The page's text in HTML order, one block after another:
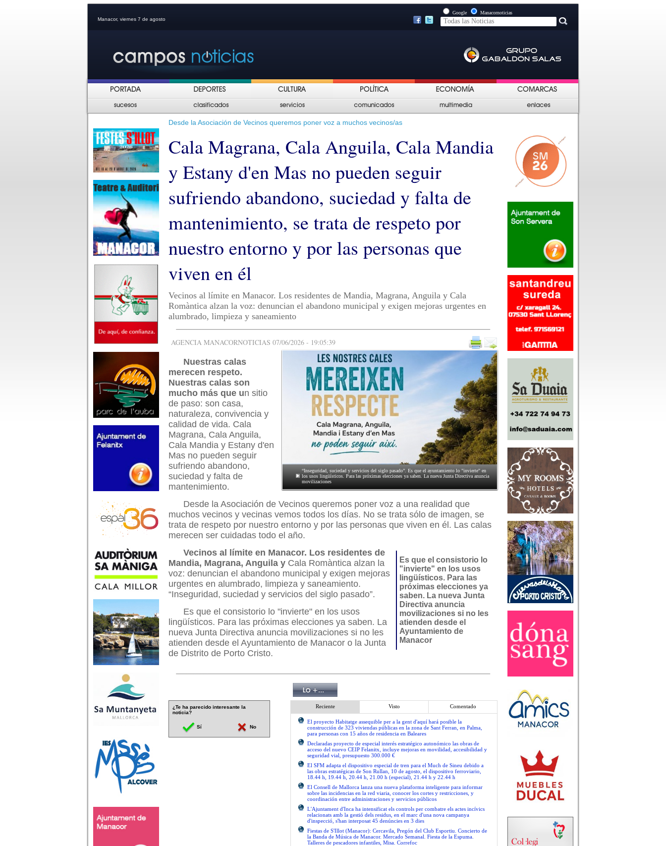
Manacor, viernes 7 de agosto
Google Manacornoticias
Desde la Asociación de Vecinos queremos poner voz a muchos vecinos/as
Cala Magrana, Cala Anguila, Cala Mandia
y Estany d'en Mas no pueden seguir
sufriendo abandono, suciedad y falta de
mantenimiento, se trata de respeto por
nuestro entorno y por las personas que
viven en él
Vecinos al límite en Manacor. Los residentes de Mandia, Magrana, Anguila y Cala
Romàntica alzan la voz: denuncian el abandono municipal y exigen mejoras urgentes en
alumbrado, limpieza y saneamiento
AGENCIA MANACORNOTICIAS 07/06/2026 - 19:05:39
“Inseguridad, suciedad y servicios del siglo pasado”. Es que el ayuntamiento lo "invierte" en
los usos lingüísticos. Para las próximas elecciones ya saben. La nueva Junta Directiva anuncia
movilizaciones
Nuestras calas
merecen respeto.
Nuestras calas son
mucho más que un sitio
de paso: son casa,
naturaleza, convivencia y
calidad de vida. Cala
Magrana, Cala Anguila,
Cala Mandia y Estany d'en
Mas no pueden seguir
sufriendo abandono,
suciedad y falta de
mantenimiento.
Desde la Asociación de Vecinos queremos poner voz a una realidad que
muchos vecinos y vecinas vemos todos los días. No se trata sólo de imagen, se
trata de respeto por nuestro entorno y por las personas que viven en él. Las calas
merecen ser cuidadas todo el año.
Es que el consistorio lo
"invierte" en los usos
lingüísticos. Para las
próximas elecciones ya
saben. La nueva Junta
Directiva anuncia
movilizaciones si no les
atienden desde el
Ayuntamiento de
Manacor
Vecinos al límite en Manacor. Los residentes de
Mandia, Magrana, Anguila y Cala Romàntica alzan la
voz: denuncian el abandono municipal y exigen mejoras
urgentes en alumbrado, limpieza y saneamiento.
“Inseguridad, suciedad y servicios del siglo pasado”.
Es que el consistorio lo "invierte" en los usos
lingüísticos. Para las próximas elecciones ya saben. La
nueva Junta Directiva anuncia movilizaciones si no les
atienden desde el Ayuntamiento de Manacor o la Junta
de Distrito de Porto Cristo.
¿Te ha parecido interesante la
noticia?
Sí No
Reciente Visto Comentado
El proyecto Habitatge assequible per a la gent d'aquí hará posible la
construcción de 323 viviendas públicas en la zona de Sant Ferran, en Palma,
para personas con 15 años de residencia en Baleares
Declaradas proyecto de especial interés estratégico autonómico las obras de
acceso del nuevo CEIP Felanitx, incluye mejoras en movilidad, accesibilidad y
seguridad vial, presupuesto 300.000 €
El SFM adapta el dispositivo especial de tren para el Much de Sineu debido a
las obras estratégicas de Son Rullan, 10 de agosto, el dispositivo ferroviario,
18.44 h, 19.44 h, 20.44 h, 21.00 h (especial), 21.44 h y 22.44 h
El Consell de Mallorca lanza una nueva plataforma inteligente para informar
sobre las incidencias en la red viaria, conocer los cortes y restricciones, y
coordinación entre administraciones y servicios públicos
L'Ajuntament d'Inca ha intensificat els controls per combatre els actes incívics
relacionats amb la gestió dels residus, en el marc d'una nova campanya
d'inspecció, s'han interposat 45 denúncies en 3 dies
Fiestas de S'Illot (Manacor): Cercavila, Pregón del Club Esportiu. Concierto de
la Banda de Música de Manacor. Mercado Semanal. Fiesta de la Espuma.
Talleres de pescadores infantiles, Misa. Correfoc